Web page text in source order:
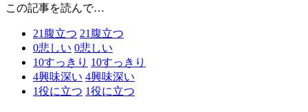
この記事を読んで…
21 腹立つ 21 腹立つ
0悲しい 0悲しい
10すっきり 10すっきり
4興味深い 4興味深い
1役に立つ 1役に立つ